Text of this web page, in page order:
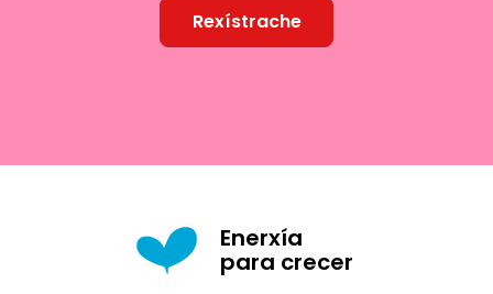
Rexístrache
Enerxía
para crecer